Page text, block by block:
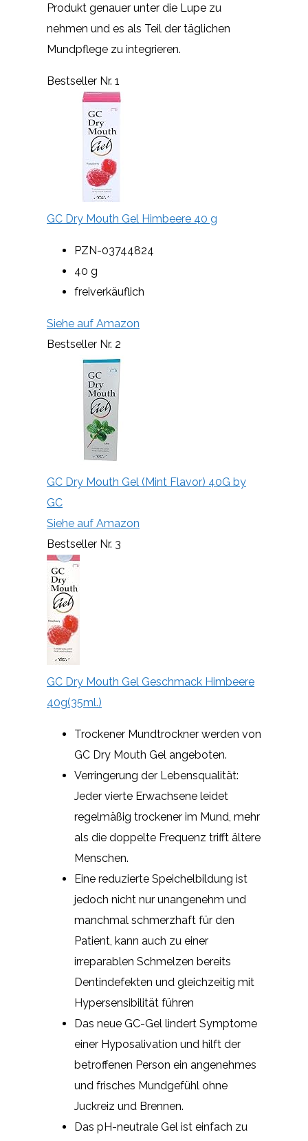
Produkt genauer unter die Lupe zu
nehmen und es als Teil der täglichen
Mundpflege zu integrieren.
Bestseller Nr. 1
GC Dry Mouth Gel Himbeere 40 g
PZN-03744824
40 g
freiverkäuflich
Siehe auf Amazon
Bestseller Nr. 2
GC Dry Mouth Gel (Mint Flavor) 40G by
GC
Siehe auf Amazon
Bestseller Nr. 3
GC Dry Mouth Gel Geschmack Himbeere
40g(35ml.)
Trockener Mundtrockner werden von
GC Dry Mouth Gel angeboten.
Verringerung der Lebensqualität:
Jeder vierte Erwachsene leidet
regelmäßig trockener im Mund, mehr
als die doppelte Frequenz trifft ältere
Menschen.
Eine reduzierte Speichelbildung ist
jedoch nicht nur unangenehm und
manchmal schmerzhaft für den
Patient, kann auch zu einer
irreparablen Schmelzen bereits
Dentindefekten und gleichzeitig mit
Hypersensibilität führen
Das neue GC-Gel lindert Symptome
einer Hyposalivation und hilft der
betroffenen Person ein angenehmes
und frisches Mundgefühl ohne
Juckreiz und Brennen.
Das pH-neutrale Gel ist einfach zu